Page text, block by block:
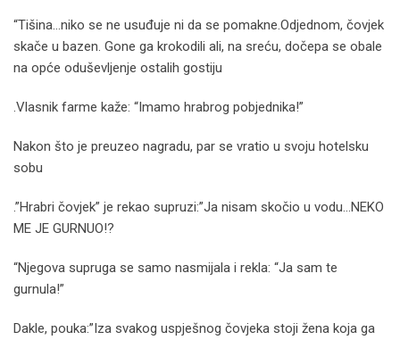
“Tišina…niko se ne usuđuje ni da se pomakne.Odjednom, čovjek
skače u bazen. Gone ga krokodili ali, na sreću, dočepa se obale
na opće oduševljenje ostalih gostiju
.Vlasnik farme kaže: “Imamo hrabrog pobjednika!”
Nakon što je preuzeo nagradu, par se vratio u svoju hotelsku
sobu
.”Hrabri čovjek” je rekao supruzi:”Ja nisam skočio u vodu…NEKO
ME JE GURNUO!?
“Njegova supruga se samo nasmijala i rekla: “Ja sam te
gurnula!”
Dakle, pouka:”Iza svakog uspješnog čovjeka stoji žena koja ga